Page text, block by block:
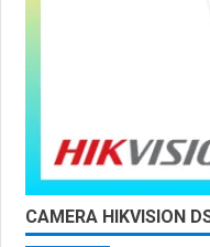
CAMERA HIKVISION